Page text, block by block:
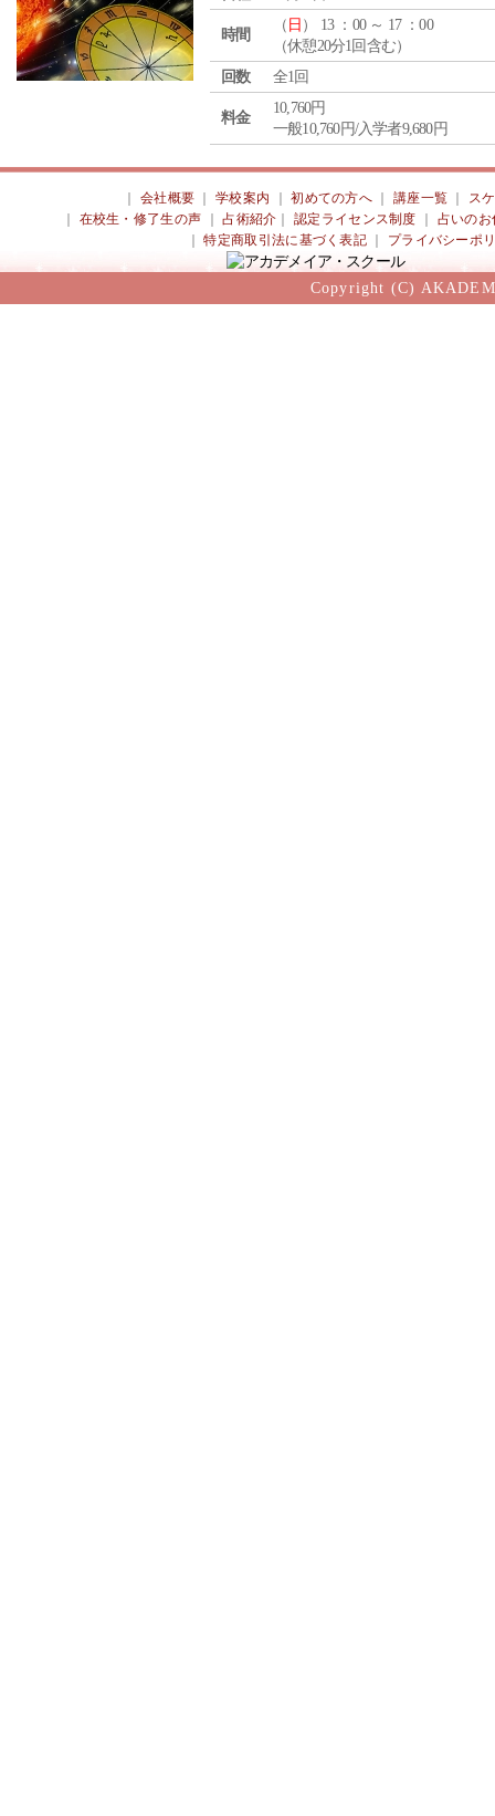
時間
（ 日 ） 13 ：00 ～ 17 ：00
（休憩20分1回含む）
回数
全1回
料金
10,760円
一般10,760円/入学者9,680円
会社概要 ｜学校案内 ｜初めての方へ 講座一覧
ス
在校生・修了生の声 ｜占術紹介 ｜認定ライセンス制度
占いのお
｜特定商取引法に基づく表記 プライバシーポ
Copyright (C)